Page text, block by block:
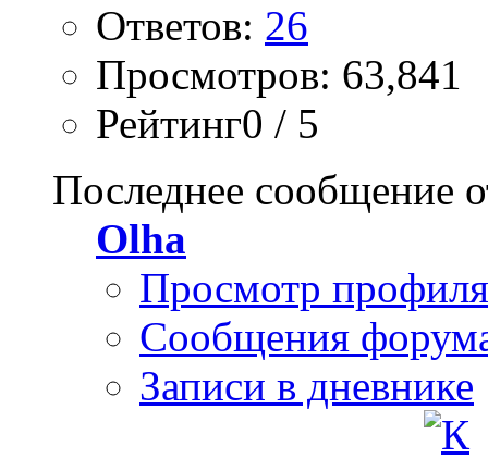
Ответов: 26
Просмотров: 63,841
Рейтинг0 / 5
Последнее сообщение
Olha
Просмотр профиля
Сообщения
Записи в дневнике